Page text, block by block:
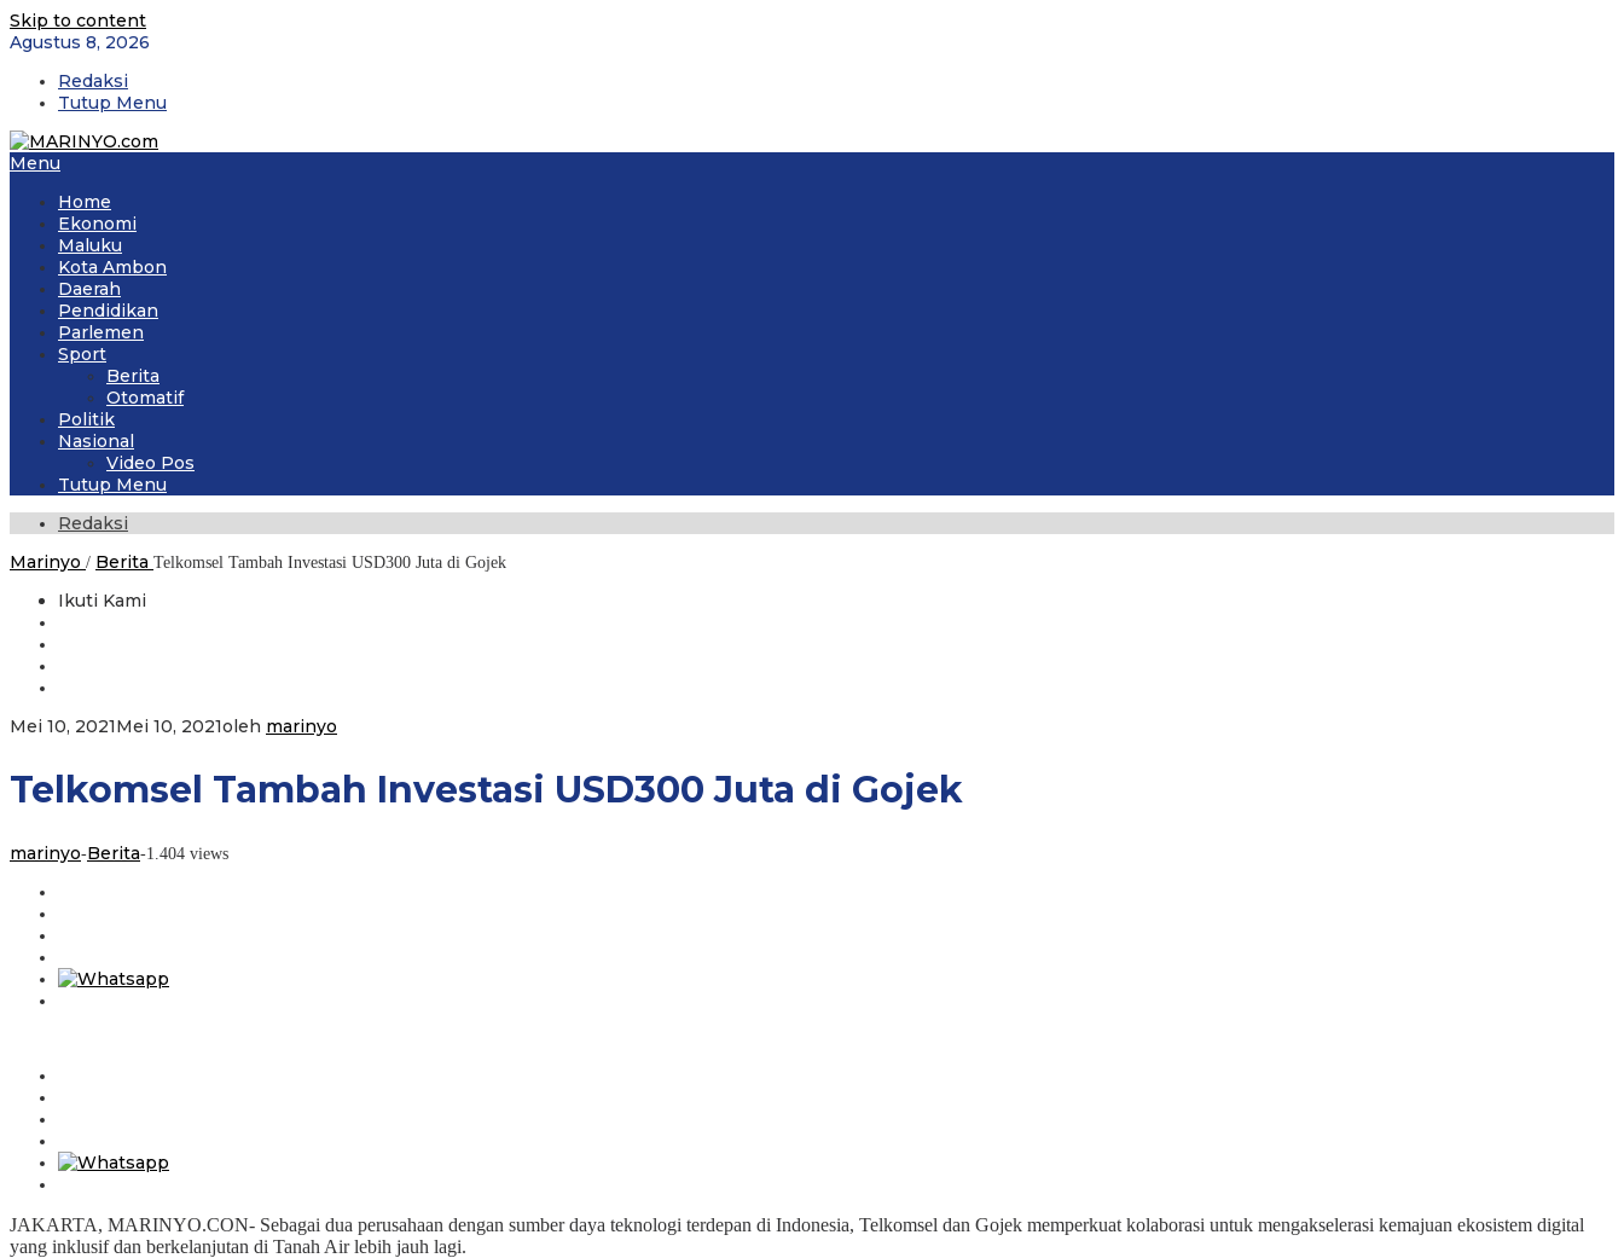
Skip to content
Agustus 8, 2026
Redaksi
Tutup Menu
Menu
Home
Ekonomi
Maluku
Kota Ambon
Daerah
Pendidikan
Parlemen
Sport
Berita
Otomatif
Politik
Nasional
Video Pos
Tutup Menu
Redaksi
Marinyo / Berita Telkomsel Tambah Investasi USD300 Juta di Gojek
Ikuti Kami
Mei 10, 2021Mei 10, 2021oleh marinyo
Telkomsel Tambah Investasi USD300 Juta di Gojek
marinyo-Berita-1.404 views
JAKARTA, MARINYO.CON- Sebagai dua perusahaan dengan sumber daya teknologi terdepan di Indonesia, Telkomsel dan Gojek memperkuat kolaborasi untuk mengakselerasi kemajuan ekosistem digital
yang inklusif dan berkelanjutan di Tanah Air lebih jauh lagi.